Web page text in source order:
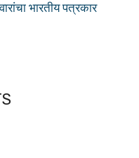
भारतीय पत्रकार